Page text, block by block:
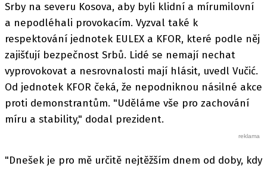
Srby na severu Kosova, aby byli klidní a mírumilovní
a nepodléhali provokacím. Vyzval také k
respektování jednotek EULEX a KFOR, které podle něj
zajišťují bezpečnost Srbů. Lidé se nemají nechat
vyprovokovat a nesrovnalosti mají hlásit, uvedl Vučić.
Od jednotek KFOR čeká, že nepodniknou násilné akce
proti demonstrantům. "Uděláme vše pro zachování
míru a stability," dodal prezident.
"Dnešek je pro mě určitě nejtěžším dnem od doby, kdy